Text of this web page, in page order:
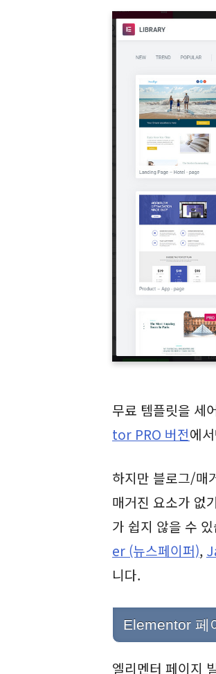
무료 템플릿을 세
tor PRO 버전에
하지만 블로그/매
매거진 요소가 없
가 쉽지 않을 수
er (뉴스페이퍼),
니다.
Elementor 페
엘리멘터 페이지